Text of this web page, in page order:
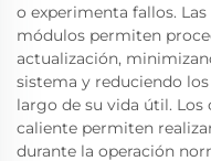
o experimenta fallos.
módulos permiten
actualización,
sistema y reduciendo
largo de su vida útil.
caliente permiten
durante la operación